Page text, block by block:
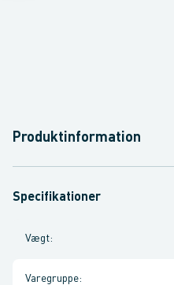
Produktinformation
Specifikationer
Vægt:
Varegruppe: